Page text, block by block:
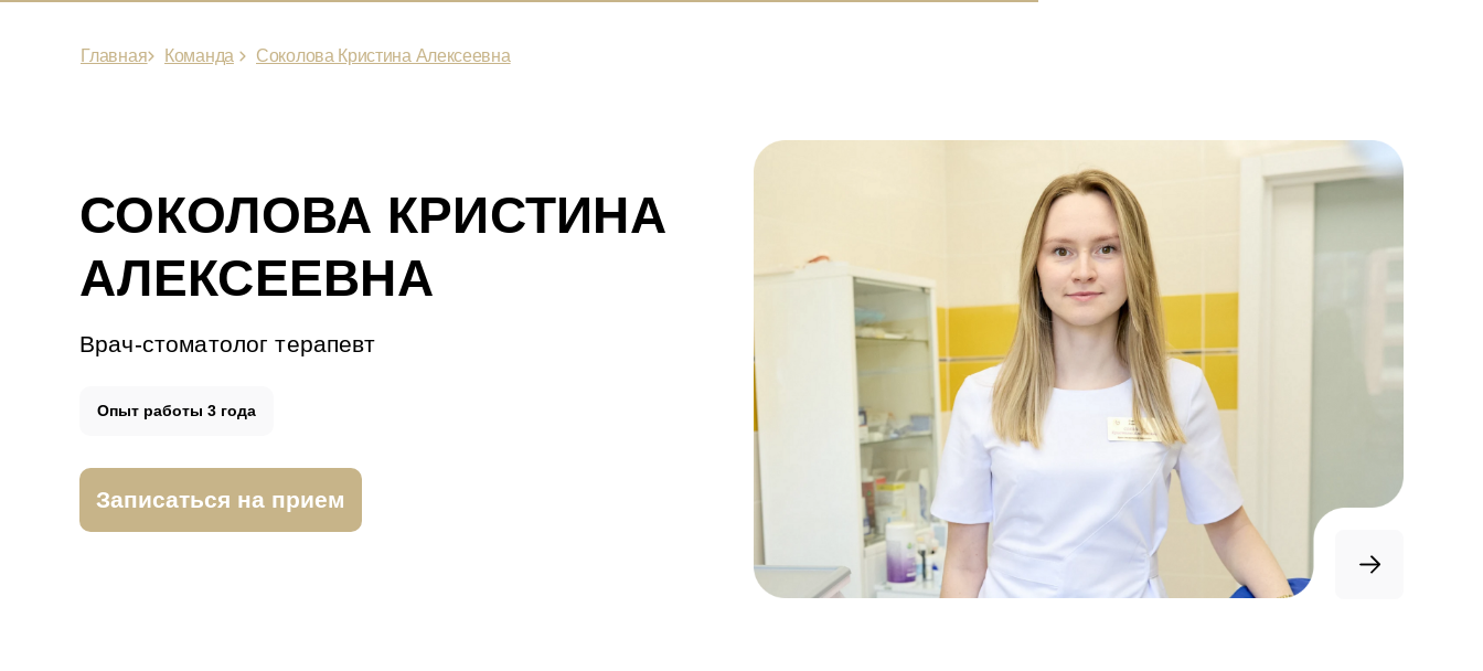
Главная Команда Соколова Кристина Алексеевна
Врач-стоматолог терапевт
Записаться на прием
СОКОЛОВА КРИСТИНА
АЛЕКСЕЕВНА
Опыт работы 3 года